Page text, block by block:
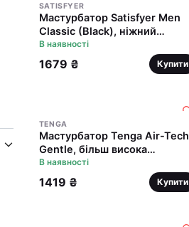
SATISFYER
Мастурбатор Satisfyer Men
Classic (Black), ніжний
матеріал, зручний корпус
В наявності
1679 ₴ Купити
TENGA
Мастурбатор Tenga Air-Tech
Gentle, більш висока
аеростимуляція та
всмоктувальний ефект
В наявності
1419 ₴ Купити